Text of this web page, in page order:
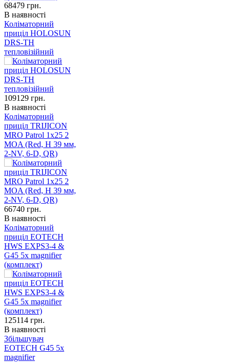
68479 грн.
В наявності
Коліматорний
приціл HOLOSUN
DRS-TH
тепловізійний
109129 грн.
В наявності
Коліматорний
приціл TRIJICON
MRO Patrol 1x25 2
MOA (Red, H 39 мм,
2-NV, 6-D, QR)
66740 грн.
В наявності
Коліматорний
приціл EOTECH
HWS EXPS3-4 &
G45 5x magnifier
(комплект)
125114 грн.
В наявності
Збільшувач
EOTECH G45 5x
magnifier